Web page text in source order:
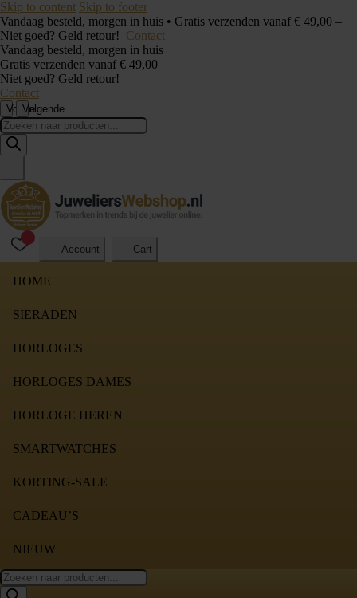
Skip to content Skip to footer
Vandaag besteld, morgen in huis • Gratis verzenden vanaf € 49,00 –
Niet goed? Geld retour! Contact
Vandaag besteld, morgen in huis
Gratis verzenden vanaf € 49,00
Niet goed? Geld retour!
Contact
VorigeVolgende
Producten
zoeken
Account Cart
HOME
SIERADEN
HORLOGES
HORLOGES DAMES
HORLOGE HEREN
SMARTWATCHES
KORTING-SALE
CADEAU’S
NIEUW
Producten
zoeken